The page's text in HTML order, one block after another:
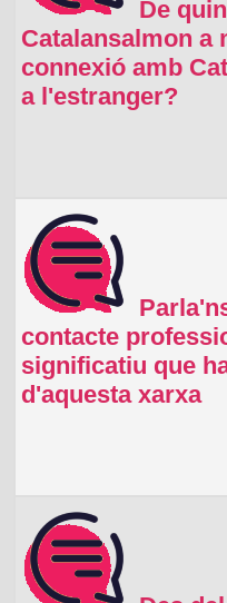
De
Catalansalmon a
connexió amb
a l'estranger?
contacte
significatiu que
d'aquesta xarxa